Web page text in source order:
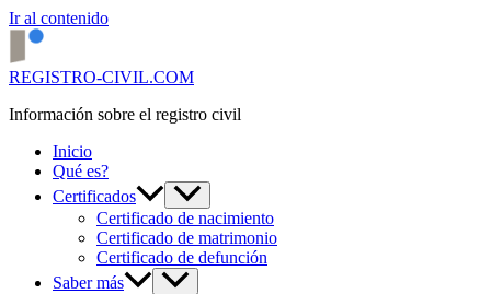
Ir al contenido
REGISTRO-CIVIL.COM
Información sobre el registro civil
Inicio
Qué es?
Certificados
Certificado de nacimiento
Certificado de matrimonio
Certificado de defunción
Saber más